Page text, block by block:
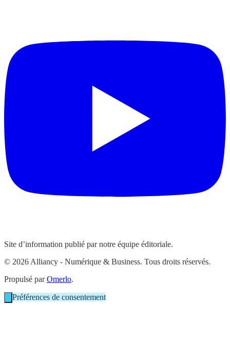
Site d’information publié par notre équipe éditoriale.
© 2026 Alliancy - Numérique & Business. Tous droits réservés.
Propulsé parOmerlo.
Préférences de consentement